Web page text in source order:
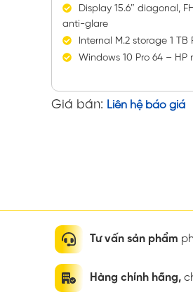
Display 15.6″ diagonal,
anti-glare
Internal M.2 storage 1 TB
Windows 10 Pro 64 – HP
Giá bán: Liên hệ báo giá
Tư vấn sản phẩm
Hàng chính hãng,